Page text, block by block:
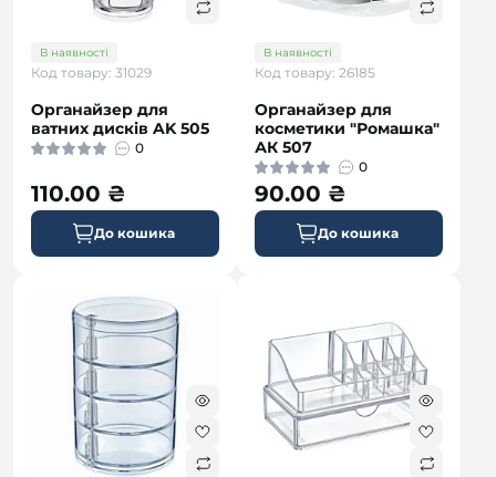
В наявності
Код товару: 31029
Органайзер для
ватних дисків AK 505
0
110.00 ₴
До кошика
В наявності
Код товару: 26185
Органайзер для
косметики "Ромашка"
АК 507
0
90.00 ₴
До кошика